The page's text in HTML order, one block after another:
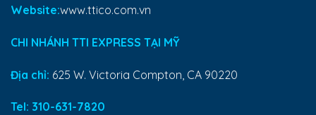
Website:www.ttico.com.vn
CHI NHÁNH TTI EXPRESS TẠI MỸ
Địa chỉ: 625 W. Victoria Compton, CA 90220
Tel: 310-631-7820